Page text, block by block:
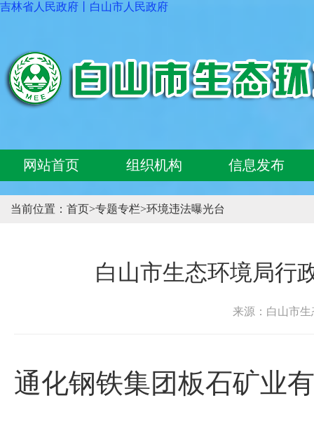
吉林省人民政府 白山市人民政府
网站首页 组织机构 信息发布
当前位置： 首页>专题专栏>环境违法曝光台
白山市生态环境局行
来源：白山市
通化钢铁集团板